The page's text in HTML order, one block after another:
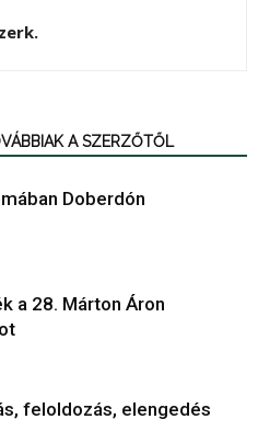
A SZERZŐTŐL
Doberdón
a 28. Márton Áron
feloldozás, elengedés